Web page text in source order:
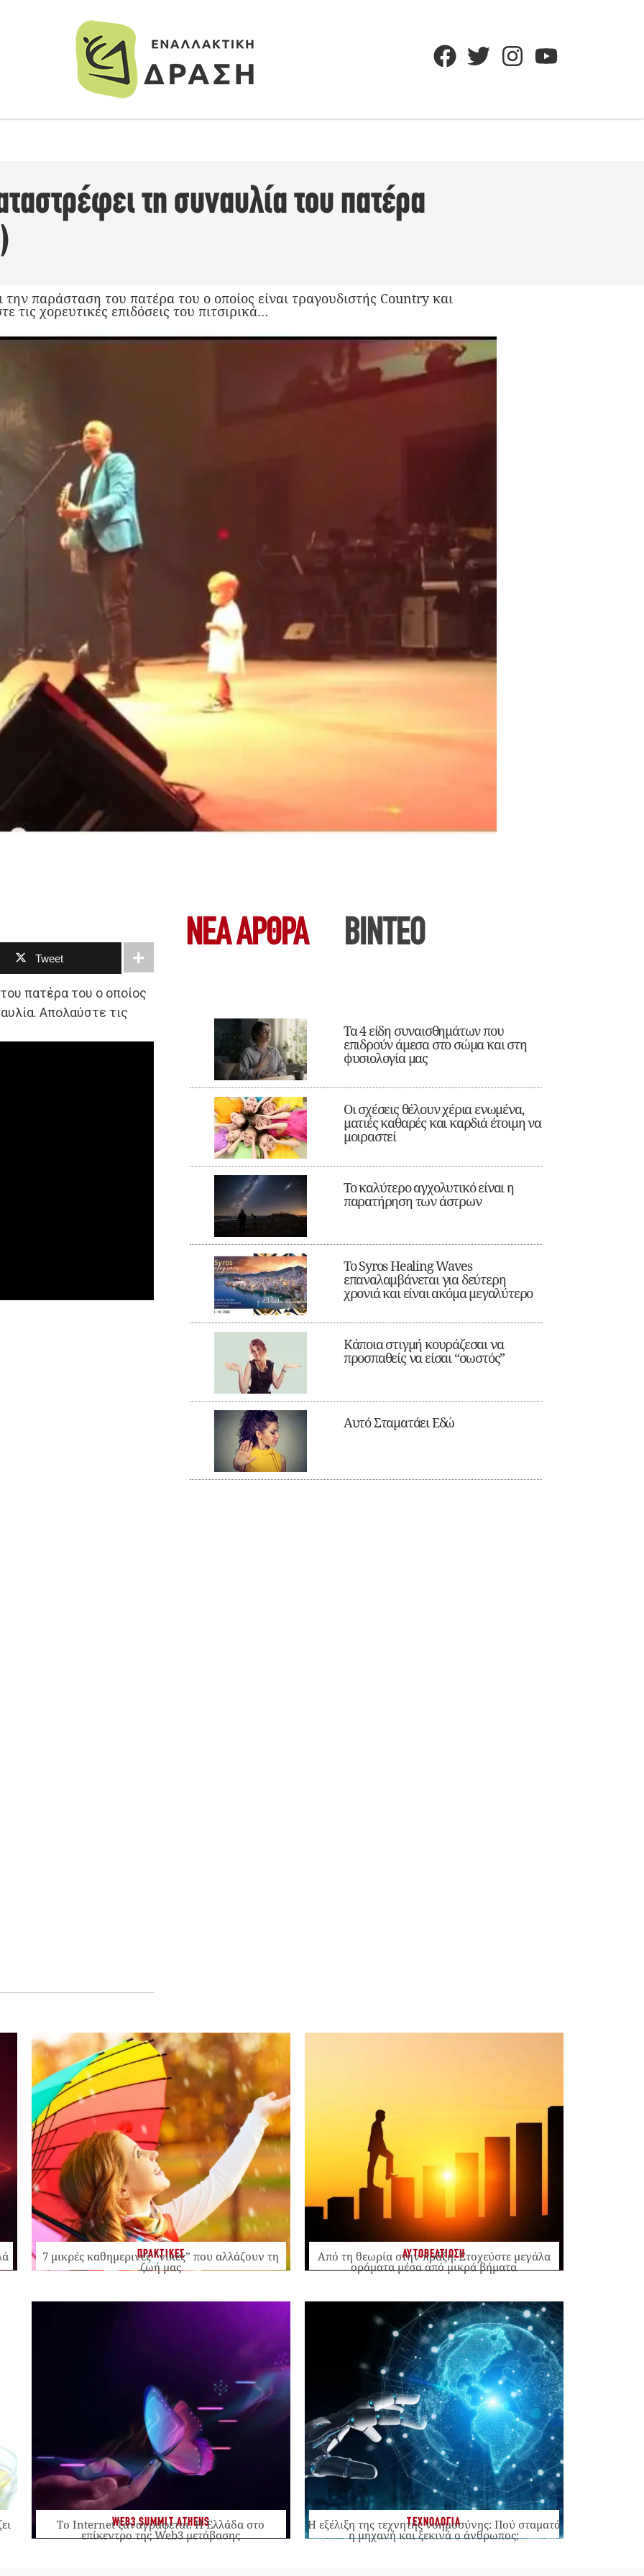
τη συναυλία του πατέρα
παράσταση του πατέρα του ο οποίος είναι τραγουδιστής Country και
τις χορευτικές επιδόσεις του πιτσιρικά…
Tweet
πατέρα του ο οποίος
Απολαύστε τις
ΝΕΑ ΆΡΘΡΑ ΒΙΝΤΕΟ
Τα 4 είδη συναισθημάτων που
επιδρούν άμεσα στο σώμα και στη
φυσιολογία μας
Οι σχέσεις θέλουν χέρια ενωμένα,
ματιές καθαρές και καρδιά έτοιμη να
μοιραστεί
Το καλύτερο αγχολυτικό είναι η
παρατήρηση των άστρων
Το Syros Healing Waves
επαναλαμβάνεται για δεύτερη
χρονιά και είναι ακόμα μεγαλύτερο
Κάποια στιγμή κουράζεσαι να
προσπαθείς να είσαι “σωστός”
Αυτό Σταματάει Εδώ
ΠΡΑΚΤΙΚΕΣ
7 μικρές καθημερινές “νίκες” που αλλάζουν τη
ζωή μας
ΑΥΤΟΒΕΛΤΙΩΣΗ
Από τη θεωρία στην πράξη: Στοχεύστε μεγάλα
οράματα μέσα από μικρά βήματα
WEB3 SUMMIT ATHENS
Το Internet ξαναγράφεται. Η Ελλάδα στο
επίκεντρο της Web3 μετάβασης
ΤΕΧΝΟΛΟΓΙΑ
Η εξέλιξη της τεχνητής νοημοσύνης: Πού σταματά
η μηχανή και ξεκινά ο άνθρωπος;